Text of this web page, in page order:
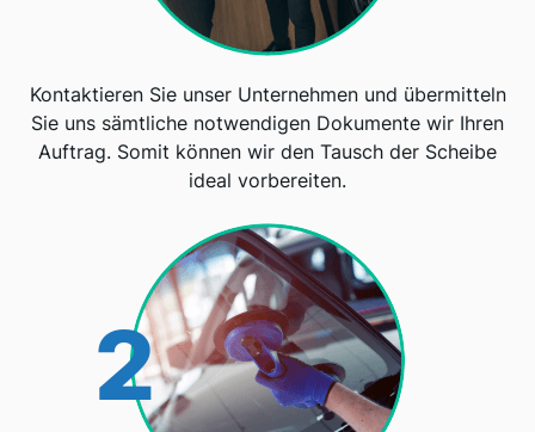
Kontaktieren Sie unser Unternehmen und übermitteln
Sie uns sämtliche notwendigen Dokumente wir Ihren
Auftrag. Somit können wir den Tausch der Scheibe
ideal vorbereiten.
2